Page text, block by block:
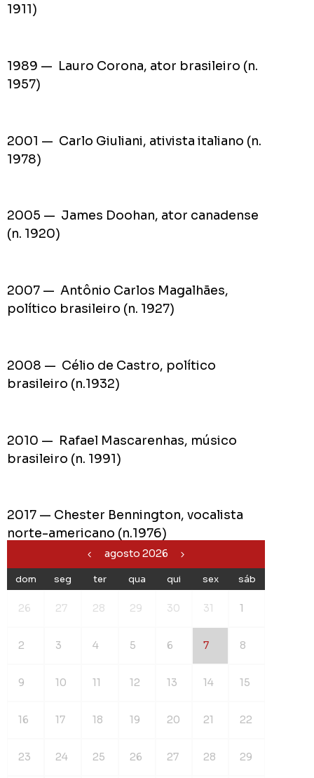
1911)
1989 — Lauro Corona, ator brasileiro (n.
1957)
2001 — Carlo Giuliani, ativista italiano (n.
1978)
2005 — James Doohan, ator canadense
(n. 1920)
2007 — Antônio Carlos Magalhães,
político brasileiro (n. 1927)
2008 — Célio de Castro, político
brasileiro (n.1932)
2010 — Rafael Mascarenhas, músico
brasileiro (n. 1991)
2017 — Chester Bennington, vocalista
norte-americano (n.1976)
agosto 2026
dom seg ter qua qui sex sáb
26 27 28 29 30 31 1
2 3 4 5 6 7 8
9 10 11 12 13 14 15
16 17 18 19 20 21 22
23 24 25 26 27 28 29